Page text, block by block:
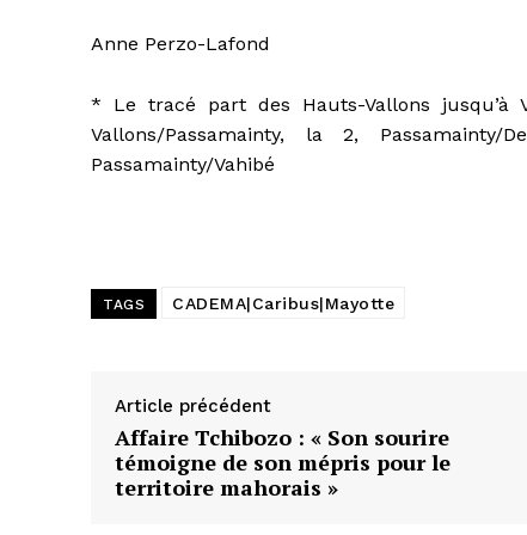
Anne Perzo-Lafond
* Le tracé part des Hauts-Vallons
Vallons/Passamainty, la 2,
Passamainty/Vahibé
TAGS CADEMA|Caribus|Mayotte
Article précédent
Affaire Tchibozo : « Son sourire
témoigne de son mépris pour le
territoire mahorais »